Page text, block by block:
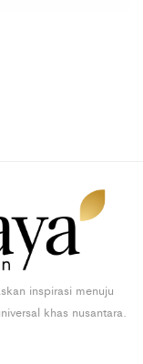
inspirasi menuju
khas nusantara.